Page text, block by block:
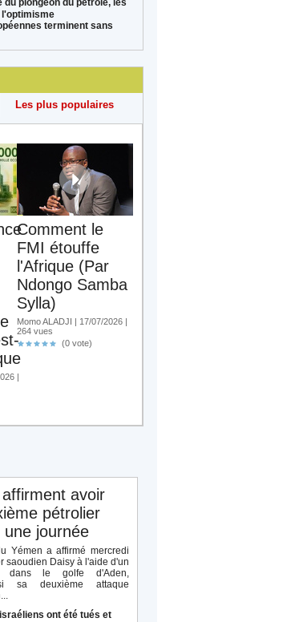
du plongeon du pétrole, les
terminent sans
Les plus populaires
|
Comment le
FMI étouffe
l'Afrique (Par
Ndongo Samba
Sylla)
Momo ALADJI | 17/07/2026 |
264 vues
(0 vote)
avoir
pétrolier
journée
Yémen a affirmé mercredi
saoudien Daisy à l'aide d'un
dans le golfe d'Aden,
sa deuxième attaque
ont été tués et